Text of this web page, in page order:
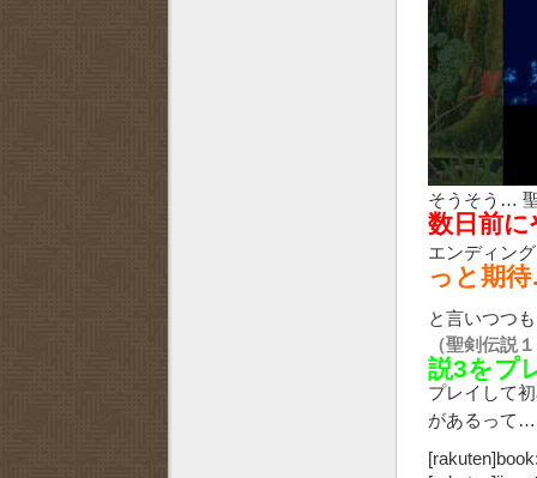
そうそう…
数日前
エンディン
っと期
と言いつつ
（聖剣伝説
説3をプ
プレイして
があるって